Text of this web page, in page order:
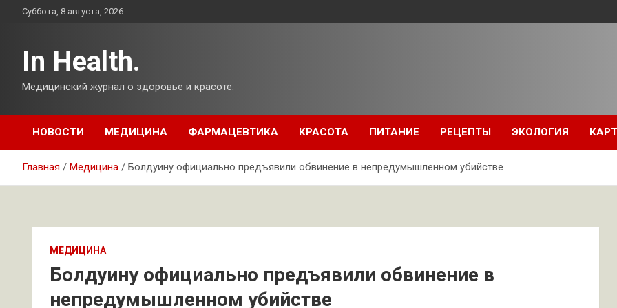
ПерейтиСуббота, 8 августа, 2026
In Health.
Медицинский журнал о здоровье и красоте.
НОВОСТИ МЕДИЦИНА ФАРМАЦЕВТИКА КРАСОТА ПИТАНИЕ РЕЦЕПТЫ ЭКОЛОГИЯ
Главная Медицина Болдуину официально предъявили обвинение в непредумышленном убийстве
МЕДИЦИНА
Болдуину официально предъявили обвинение в
непредумышленном убийстве